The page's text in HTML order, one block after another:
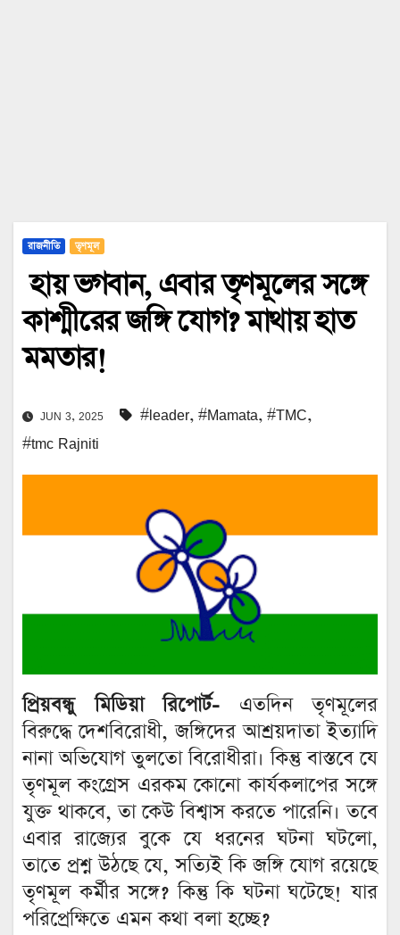
রাজনীতি তৃণমূল
হায় ভগবান, এবার তৃণমূলের সঙ্গে
কাশ্মীরের জঙ্গি যোগ? মাথায় হাত
মমতার!
JUN 3, 2025 #leader, #Mamata, #TMC,
#tmc Rajniti
প্রিয়বন্ধু মিডিয়া রিপোর্ট- এতদিন তৃণমূলের
বিরুদ্ধে দেশবিরোধী, জঙ্গিদের আশ্রয়দাতা ইত্যাদি
নানা অভিযোগ তুলতো বিরোধীরা। কিন্তু বাস্তবে যে
তৃণমূল কংগ্রেস এরকম কোনো কার্যকলাপের সঙ্গে
যুক্ত থাকবে, তা কেউ বিশ্বাস করতে পারেনি। তবে
এবার রাজ্যের বুকে যে ধরনের ঘটনা ঘটলো,
তাতে প্রশ্ন উঠছে যে, সত্যিই কি জঙ্গি যোগ রয়েছে
তৃণমূল কর্মীর সঙ্গে? কিন্তু কি ঘটনা ঘটেছে! যার
পরিপ্রেক্ষিতে এমন কথা বলা হচ্ছে?